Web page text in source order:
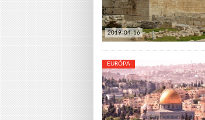
2019-04-16
EURÓPA